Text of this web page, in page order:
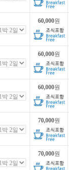
60,000원
60,000원
60,000원
70,000원
70,000원